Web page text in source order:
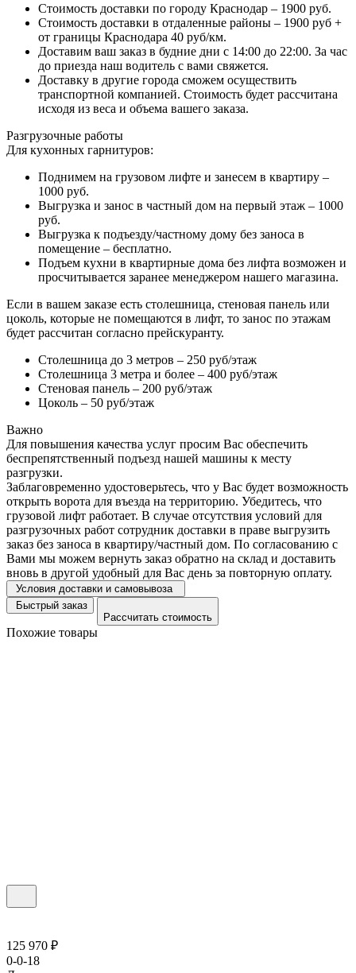
Стоимость доставки по городу Краснодар – 1900 руб.
Стоимость доставки в отдаленные районы – 1900 руб +
от границы Краснодара 40 руб/км.
Доставим ваш заказ в будние дни с 14:00 до 22:00. За час
до приезда наш водитель с вами свяжется.
Доставку в другие города сможем осуществить
транспортной компанией. Стоимость будет рассчитана
исходя из веса и объема вашего заказа.
Разгрузочные работы
Для кухонных гарнитуров:
Поднимем на грузовом лифте и занесем в квартиру –
1000 руб.
Выгрузка и занос в частный дом на первый этаж – 1000
руб.
Выгрузка к подъезду/частному дому без заноса в
помещение – бесплатно.
Подъем кухни в квартирные дома без лифта возможен и
просчитывается заранее менеджером нашего магазина.
Если в вашем заказе есть столешница, стеновая панель или
цоколь, которые не помещаются в лифт, то занос по этажам
будет рассчитан согласно прейскуранту.
Столешница до 3 метров – 250 руб/этаж
Столешница 3 метра и более – 400 руб/этаж
Стеновая панель – 200 руб/этаж
Цоколь – 50 руб/этаж
Важно
Для повышения качества услуг просим Вас обеспечить
беспрепятственный подъезд нашей машины к месту
разгрузки.
Заблаговременно удостоверьтесь, что у Вас будет возможность
открыть ворота для въезда на территорию. Убедитесь, что
грузовой лифт работает. В случае отсутствия условий для
разгрузочных работ сотрудник доставки в праве выгрузить
заказ без заноса в квартиру/частный дом. По согласованию с
Вами мы можем вернуть заказ обратно на склад и доставить
вновь в другой удобный для Вас день за повторную оплату.
Условия доставки и самовывоза
Быстрый заказ
Рассчитать стоимость
Похожие товары
125 970 ₽
0-0-18